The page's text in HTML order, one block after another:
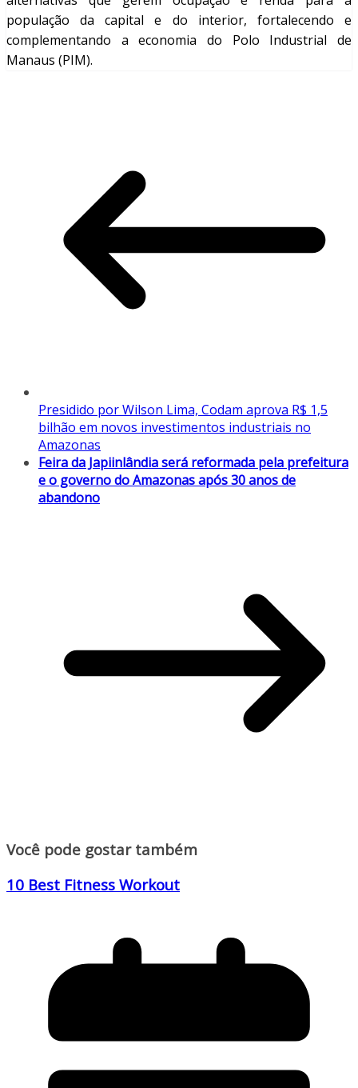
população da capital e do interior, fortalecendo e
complementando a economia do Polo Industrial de
Manaus (PIM).
Presidido por Wilson Lima, Codam aprova R$ 1,5
bilhão em novos investimentos industriais no
Amazonas
Feira da Japiinlândia será reformada pela prefeitura
e o governo do Amazonas após 30 anos de
abandono
Você pode gostar também
10 Best Fitness Workout